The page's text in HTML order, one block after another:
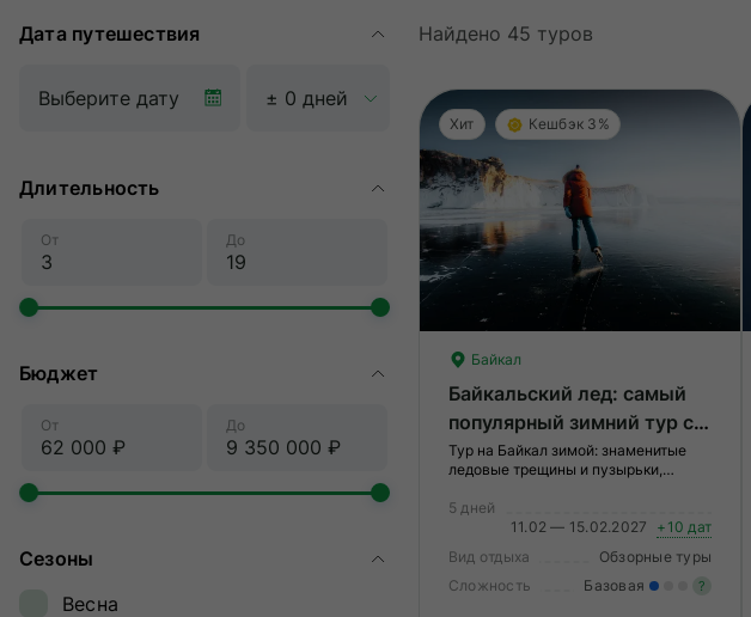
Дата путешествия
Длительность
От До
Бюджет
От До
Сезоны
Весна
Найдено 45 туров
Хит Кешбэк 3%
Байкал
Байкальский лед: самый
популярный зимний тур с
катанием на аэроходах и
экскурсией на КБЖД
Тур на Байкал зимой: знаменитые
ледовые трещины и пузырьки,
железной дороге, катание на коньках
5 дней
11.02 — 15.02.2027
+10 дат
Вид отдыха
Обзорные туры
Сложность
Базовая ?